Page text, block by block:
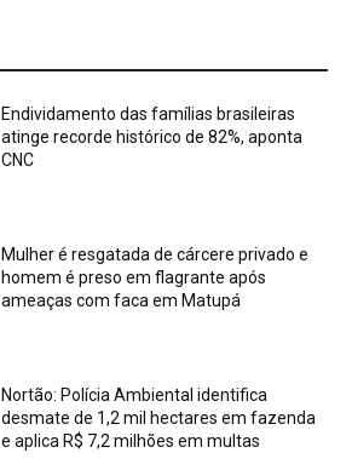
Endividamento das famílias brasileiras
atinge recorde histórico de 82%, aponta
CNC
Mulher é resgatada de cárcere privado e
homem é preso em flagrante após
ameaças com faca em Matupá
Nortão: Polícia Ambiental identifica
desmate de 1,2 mil hectares em fazenda
e aplica R$ 7,2 milhões em multas